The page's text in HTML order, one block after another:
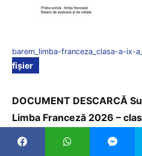
barem_limba-franceza_clasa-a-ix-
fișier
DOCUMENT DESCARCĂ
Limba Franceză 2026 –
normal/standard), etapa